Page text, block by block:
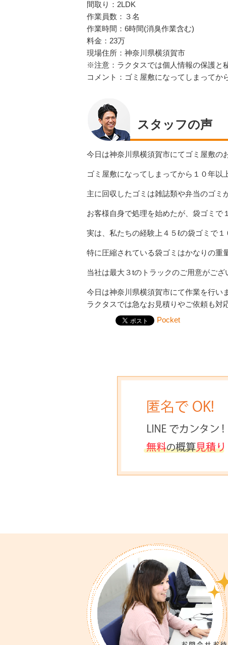
間取り：2LDK
作業員数：３名
作業時間：6時間(消臭作業含む)
料金：23万
現場住所：神奈川県横須賀市
※注意：ラクタスでは個人情報の保護と
コメント：ゴミ屋敷になってしまってか
スタッフの声
今日は神奈川県横須賀市にてゴミ屋敷の
ゴミ屋敷になってしまってから１０年以
主に回収したゴミは雑誌類や弁当のゴミ
お客様自身で処理を始めたが、袋ゴミで
実は、私たちの経験上４５ℓの袋ゴミで
特に圧縮されている袋ゴミはかなりの重
当社は最大３tのトラックのご用意がござ
今日は神奈川県横須賀市にて作業を行い
ラクタスでは急なお見積りやご依頼も対
Pocket